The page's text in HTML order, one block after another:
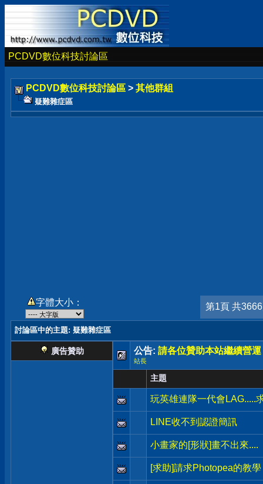
PCDVD數位科技討論區
PCDVD數位科技討論區 > 其他群組
疑難雜症區
字體大小： 第1頁 共
討論區中的主題: 疑難雜症區
廣告贊助 公告: 請各位贊助本站繼續營運
站長
主題
玩英雄連隊一代會LAG.....
LINE收不到認證簡訊
小畫家的[形狀]畫不出來....
[求助]請求Photopea的教學